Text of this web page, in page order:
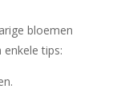
bloemen
tips: